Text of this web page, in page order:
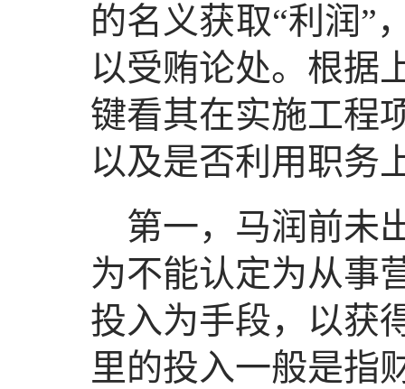
的名义获取“利润”
以受贿论处。根据
键看其在实施工程
以及是否利用职务
第一，马润前未
为不能认定为从事
投入为手段，以获
里的投入一般是指